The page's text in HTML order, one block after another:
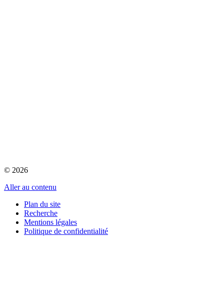
© 2026
Aller au contenu
Plan du site
Recherche
Mentions légales
Politique de confidentialité